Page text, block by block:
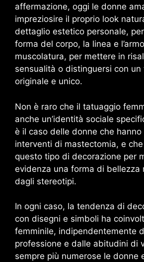
affermazione, oggi le donne
impreziosire il proprio look
dettaglio estetico personale,
forma del corpo, la linea e
muscolatura, per mettere in
sensualità o distinguersi con
originale e unico.
Non è raro che il tatuaggio
anche un’identità sociale
è il caso delle donne che
interventi di mastectomia, e
questo tipo di decorazione per
evidenza una forma di bellezza
dagli stereotipi.
In ogni caso, la tendenza di
con disegni e simboli ha
femminile, indipendentemente
professione e dalle abitudini di
sempre più numerose le donne